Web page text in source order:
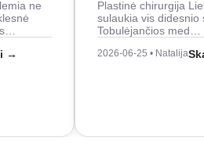
ne
→
Plastinė chirurgija
sulaukia vis didesnio
Tobulėjančios med…
2026-06-25 • Natalija